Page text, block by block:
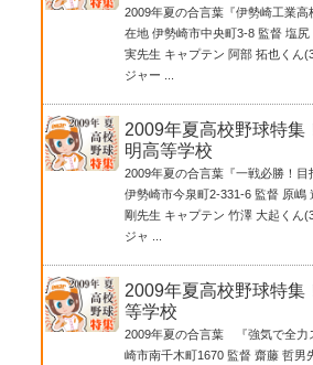
2009年夏の合言葉『伊勢崎工業
在地 伊勢崎市中央町3-8 監督 塩
実先生 キャプテン 阿部 拓也くん
ジャー ...
2009年夏高校野球特集
明高等学校
2009年夏の合言葉『一戦必勝！
伊勢崎市今泉町2-331-6 監督 原嶋
剛先生 キャプテン 竹澤 大起くん
ジャ ...
2009年夏高校野球特集
等学校
2009年夏の合言葉 『強気で全力
崎市南千木町1670 監督 齋藤 哲男